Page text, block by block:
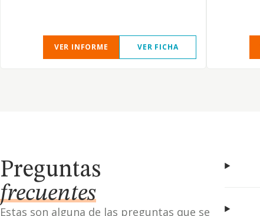
VER INFORME VER FICHA
Preguntas
frecuentes
Estas son alguna de las preguntas que se